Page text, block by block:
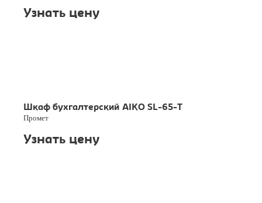
Узнать цену
Шкаф бухгалтерский AIKO SL-65-T
Промет
Узнать цену